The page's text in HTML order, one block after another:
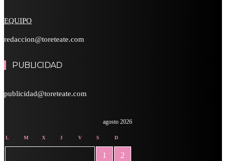
EQUIPO
redaccion@toreteate.com
PUBLICIDAD
publicidad@toreteate.com
agosto 2026
L M X J V S D
1 2